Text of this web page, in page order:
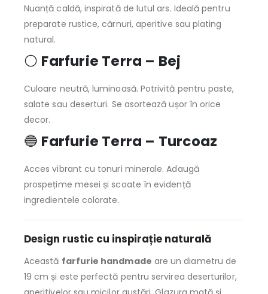
Nuanță caldă, inspirată de lutul ars. Ideală pentru
preparate rustice, cărnuri, aperitive sau plating
natural.
⚪ Farfurie Terra – Bej
Culoare neutră, luminoasă. Potrivită pentru paste,
salate sau deserturi. Se asortează ușor în orice
decor.
🔵 Farfurie Terra – Turcoaz
Acces vibrant cu tonuri minerale. Adaugă
prospețime mesei și scoate în evidență
ingredientele colorate.
Design rustic cu inspirație naturală
Această farfurie handmade are un diametru de
19 cm și este perfectă pentru servirea deserturilor,